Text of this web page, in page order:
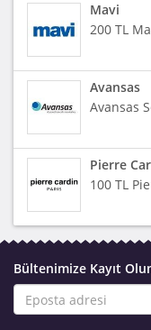
Mavi
200 TL
Avansas
Avansas
Pierre
100 TL
Bültenimize Kayıt